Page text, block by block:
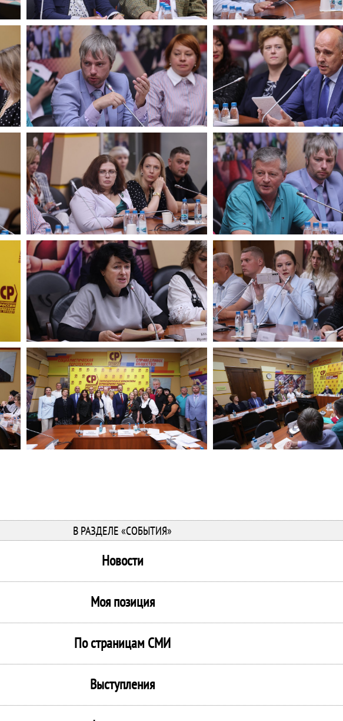
В РАЗДЕЛЕ «СОБЫТИЯ»
Новости
Моя позиция
По страницам СМИ
Выступления